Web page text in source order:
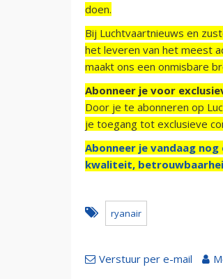
doen.
Bij Luchtvaartnieuws en
het leveren van het meest
maakt ons een onmisbare
Abonneer je voor
Door je te abonneren op
je toegang tot exclusieve
Abonneer je vandaag
kwaliteit,
ryanair
Verstuur per e-mail